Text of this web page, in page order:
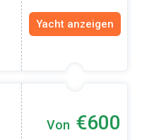
Yacht anzeigen
Von €600
wants to hang out with family on a
or catamaran!